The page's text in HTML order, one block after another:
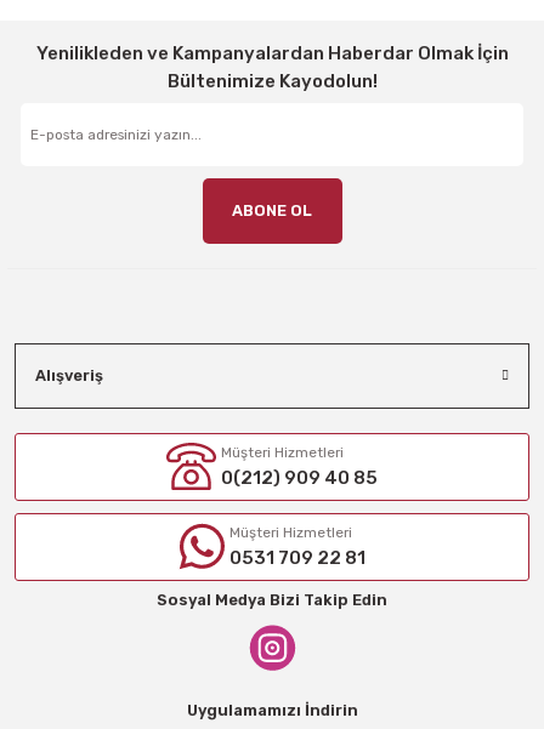
Yenilikleden ve Kampanyalardan Haberdar Olmak İçin
Bültenimize Kayodolun!
ABONE OL
Alışveriş
Müşteri Hizmetleri
0(212) 909 40 85
Müşteri Hizmetleri
0531 709 22 81
Sosyal Medya Bizi Takip Edin
Uygulamamızı İndirin